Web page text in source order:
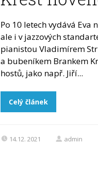
Po 10 letech vydává Eva
ale i v jazzových
pianistou Vladimírem
a bubeníkem Brankem
hostů, jako např. Jiří...
Celý článek
14.12. 2021 admin